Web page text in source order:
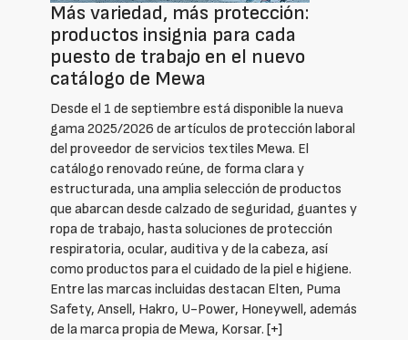
Más variedad, más protección:
productos insignia para cada
puesto de trabajo en el nuevo
catálogo de Mewa
Desde el 1 de septiembre está disponible la nueva
gama 2025/2026 de artículos de protección laboral
del proveedor de servicios textiles Mewa. El
catálogo renovado reúne, de forma clara y
estructurada, una amplia selección de productos
que abarcan desde calzado de seguridad, guantes y
ropa de trabajo, hasta soluciones de protección
respiratoria, ocular, auditiva y de la cabeza, así
como productos para el cuidado de la piel e higiene.
Entre las marcas incluidas destacan Elten, Puma
Safety, Ansell, Hakro, U-Power, Honeywell, además
de la marca propia de Mewa, Korsar. [+]